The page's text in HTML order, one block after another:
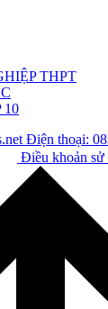
THPT
10
Điện thoại:
Điều khoản sử